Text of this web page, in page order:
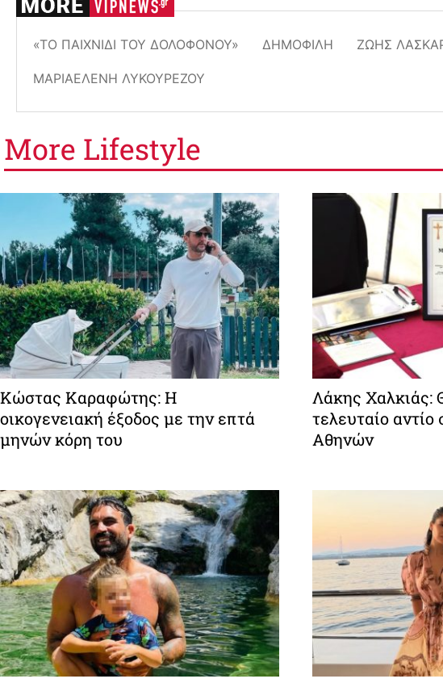
«ΤΟ ΠΑΙΧΝΊΔΙ ΤΟΥ ΔΟΛΟΦΌΝΟΥ» ΔΗΜΟΦΙΛΗ ΖΩΉΣ
ΜΑΡΊΑΕΛΈΝΗ ΛΥΚΟΥΡΈΖΟΥ
More Lifestyle
Κώστας Καραφώτης: Η
οικογενειακή έξοδος με την επτά
μηνών κόρη του
Λάκης Χαλκιάς:
τελευταίο
Αθηνών